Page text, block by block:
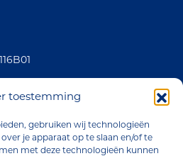
toestemming
gebruiken wij technologieën
je apparaat op te slaan en/of te
met deze technologieën kunnen